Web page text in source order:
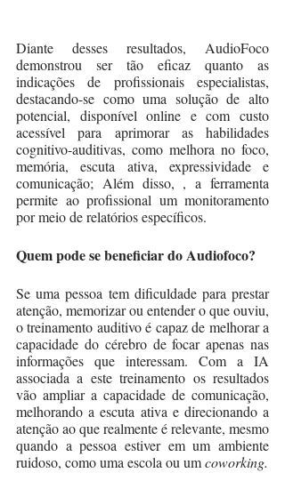
Diante desses resultados, AudioFoco
demonstrou ser tão eficaz quanto as
indicações de profissionais especialistas,
destacando-se como uma solução de alto
potencial, disponível online e com custo
acessível para aprimorar as habilidades
cognitivo-auditivas, como melhora no foco,
memória, escuta ativa, expressividade e
comunicação; Além disso, , a ferramenta
permite ao profissional um monitoramento
por meio de relatórios específicos.
Quem pode se beneficiar do Audiofoco?
Se uma pessoa tem dificuldade para prestar
atenção, memorizar ou entender o que ouviu,
o treinamento auditivo é capaz de melhorar a
capacidade do cérebro de focar apenas nas
informações que interessam. Com a IA
associada a este treinamento os resultados
vão ampliar a capacidade de comunicação,
melhorando a escuta ativa e direcionando a
atenção ao que realmente é relevante, mesmo
quando a pessoa estiver em um ambiente
ruidoso, como uma escola ou um